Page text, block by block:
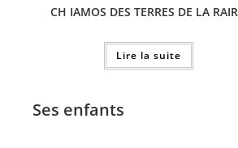
CH IAMOS DES TERRES DE LA
Lire la suite
Ses enfants